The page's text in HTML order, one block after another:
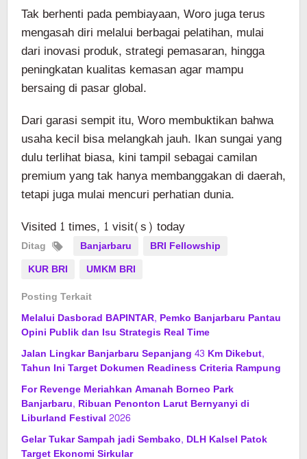
Tak berhenti pada pembiayaan, Woro juga terus
mengasah diri melalui berbagai pelatihan, mulai
dari inovasi produk, strategi pemasaran, hingga
peningkatan kualitas kemasan agar mampu
bersaing di pasar global.
Dari garasi sempit itu, Woro membuktikan bahwa
usaha kecil bisa melangkah jauh. Ikan sungai yang
dulu terlihat biasa, kini tampil sebagai camilan
premium yang tak hanya membanggakan di daerah,
tetapi juga mulai mencuri perhatian dunia.
Visited 1 times, 1 visit(s) today
Ditag Banjarbaru
BRI Fellowship
KUR BRI
UMKM BRI
Posting Terkait
Melalui Dasborad BAPINTAR, Pemko Banjarbaru Pantau
Opini Publik dan Isu Strategis Real Time
Jalan Lingkar Banjarbaru Sepanjang 43 Km Dikebut,
Tahun Ini Target Dokumen Readiness Criteria Rampung
For Revenge Meriahkan Amanah Borneo Park
Banjarbaru, Ribuan Penonton Larut Bernyanyi di
Liburland Festival 2026
Gelar Tukar Sampah jadi Sembako, DLH Kalsel Patok
Target Ekonomi Sirkular